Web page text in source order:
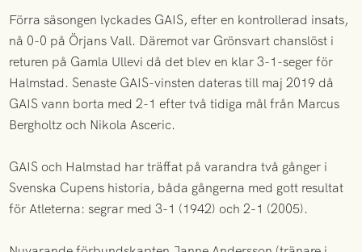
Förra säsongen lyckades GAIS, efter en kontrollerad insats,
nå 0-0 på Örjans Vall. Däremot var Grönsvart chanslöst i
returen på Gamla Ullevi då det blev en klar 3-1-seger för
Halmstad. Senaste GAIS-vinsten dateras till maj 2019 då
GAIS vann borta med 2-1 efter två tidiga mål från Marcus
Bergholtz och Nikola Asceric.
GAIS och Halmstad har träffat på varandra två gånger i
Svenska Cupens historia, båda gångerna med gott resultat
för Atleterna: segrar med 3-1 (1942) och 2-1 (2005).